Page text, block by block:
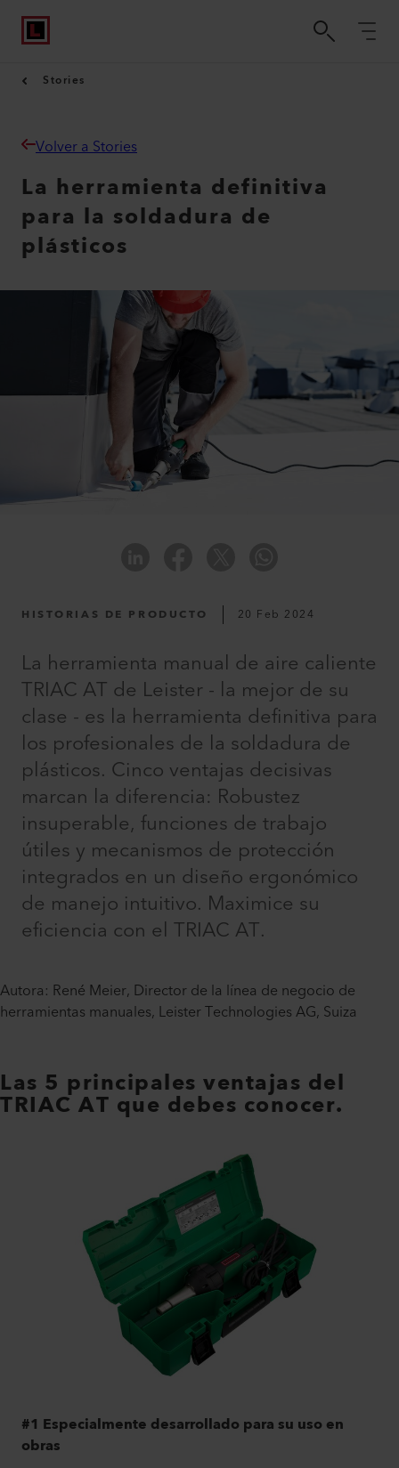
Stories
Volver a Stories
La herramienta definitiva
para la soldadura de
plásticos
HISTORIAS DE PRODUCTO 20 Feb 2024
La herramienta manual de aire caliente
TRIAC AT de Leister - la mejor de su
clase - es la herramienta definitiva para
los profesionales de la soldadura de
plásticos. Cinco ventajas decisivas
marcan la diferencia: Robustez
insuperable, funciones de trabajo
útiles y mecanismos de protección
integrados en un diseño ergonómico
de manejo intuitivo. Maximice su
eficiencia con el TRIAC AT.
Autora: René Meier, Director de la línea de negocio de
herramientas manuales, Leister Technologies AG, Suiza
Las 5 principales ventajas del
TRIAC AT que debes conocer.
#1 Especialmente desarrollado para su uso en
obras